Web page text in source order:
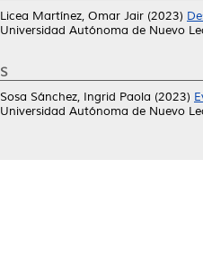
Licea Martínez, Omar Jair (2023)
Universidad Autónoma de Nuevo
S
Sosa Sánchez, Ingrid Paola (2023)
Universidad Autónoma de Nuevo